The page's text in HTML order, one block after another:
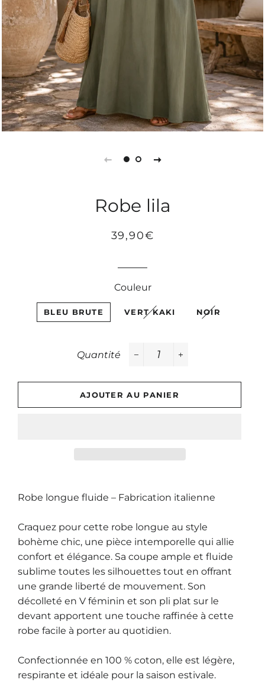
Robe lila
Prix
Prix
39,90€
Couleur
BLEU BRUTE VERT KAKI NOIR
Quantité
AJOUTER AU PANIER
Robe longue fluide – Fabrication italienne
Craquez pour cette robe longue au style
bohème chic, une pièce intemporelle qui allie
confort et élégance. Sa coupe ample et fluide
sublime toutes les silhouettes tout en offrant
une grande liberté de mouvement. Son
décolleté en V féminin et son pli plat sur le
devant apportent une touche raffinée à cette
robe facile à porter au quotidien.
Confectionnée en 100 % coton, elle est légère,
respirante et idéale pour la saison estivale.